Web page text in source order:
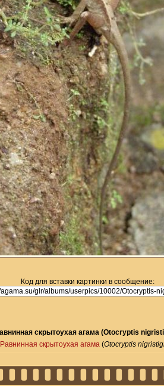
Код для вставки картинки в сообщение:
скрытоухая агама (Otocryptis
Равнинная скрытоухая агама (Otocryptis